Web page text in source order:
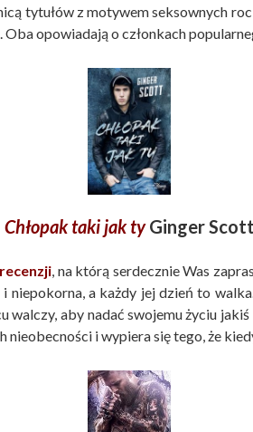
tytułów z motywem seksownych
Oba opowiadają o członkach
Chłopak taki jak tyGinger Scott
, na którą serdecznie Was
niepokorna, a każdy jej dzień to
walczy, aby nadać swojemu życiu jakiś
nieobecności i wypiera się tego, że